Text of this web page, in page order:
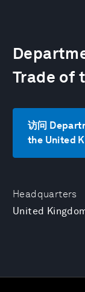
Headquarters
United
Trade of
访问
the United